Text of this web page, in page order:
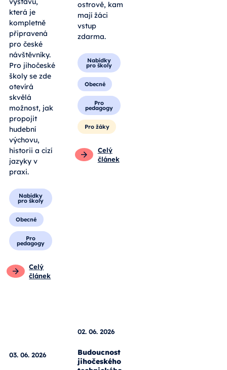
která je
kompletně
připravená
pro české
návštěvníky.
Pro jihočeské
školy se zde
otevírá
skvělá
možnost, jak
propojit
hudební
výchovu,
historii a cizí
jazyky v
praxi.
Nabídky
pro školy
Obecné
Pro
pedagogy
Celý
článek
ostrově, kam
mají žáci
vstup
zdarma.
Nabídky
pro školy
Obecné
Pro
pedagogy
Pro žáky
Celý
článek
03. 06. 2026